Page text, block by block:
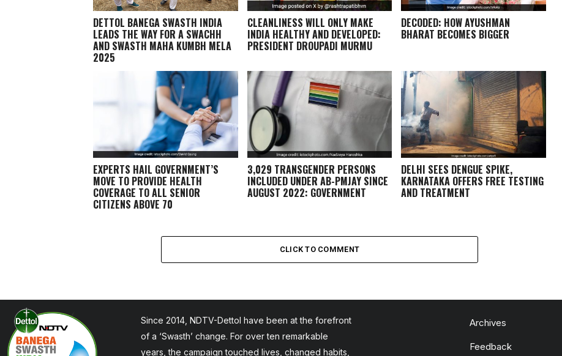
DETTOL BANEGA SWASTH INDIA
LEADS THE WAY FOR A SWACHH
AND SWASTH MAHA KUMBH MELA
2025
CLEANLINESS WILL ONLY MAKE
INDIA HEALTHY AND DEVELOPED:
PRESIDENT DROUPADI MURMU
DECODED: HOW AYUSHMAN
BHARAT BECOMES BIGGER
EXPERTS HAIL GOVERNMENT’S
MOVE TO PROVIDE HEALTH
COVERAGE TO ALL SENIOR
CITIZENS ABOVE 70
3,029 TRANSGENDER PERSONS
INCLUDED UNDER AB-PMJAY SINCE
AUGUST 2022: GOVERNMENT
DELHI SEES DENGUE SPIKE,
KARNATAKA OFFERS FREE TESTING
AND TREATMENT
CLICK TO COMMENT
Since 2014, NDTV-Dettol have been at the forefront
of a ‘Swasth’ change. For over ten remarkable
years, the campaign touched lives, changed habits,
Archives
Feedback